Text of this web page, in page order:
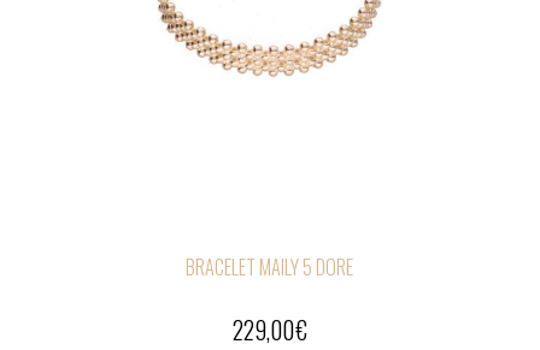
BRACELET MAILY 5 DORE
229,00€